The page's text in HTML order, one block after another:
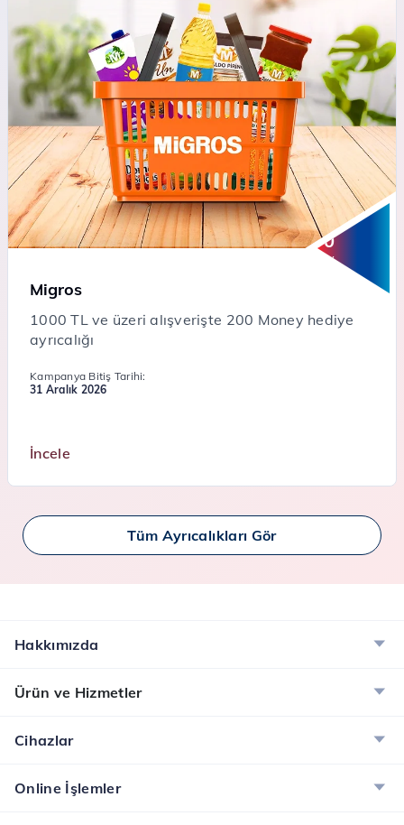
Migros
1000 TL ve üzeri alışverişte 200 Money hediye
ayrıcalığı
Kampanya Bitiş Tarihi:
31 Aralık 2026
İncele
200
Money
Tüm Ayrıcalıkları Gör
Hakkımızda
Ürün ve Hizmetler
Cihazlar
Online İşlemler